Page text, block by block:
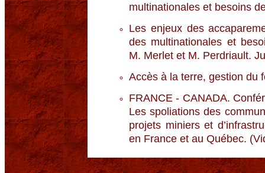
multinationales et besoins
Les enjeux des
des multinationales et
M. Merlet et M. Perdriault.
Accès à la terre, gestion du
FRANCE - CANADA.
Les spoliations des
projets miniers et
en France et au Québec.